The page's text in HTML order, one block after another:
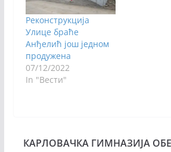
Реконструкција
Улице браће
Анђелић још једном
продужена
07/12/2022
In "Вести"
КАРЛОВАЧКА ГИМНАЗИЈА